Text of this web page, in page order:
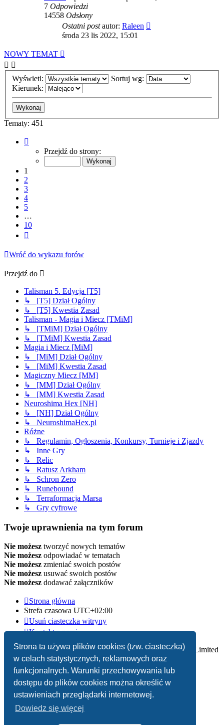
Strona ta używa plików cookies (tzw. ciasteczka)
w celach statystycznych, reklamowych oraz
funkcjonalnych. Warunki przechowywania lub
dostępu do plików cookies można określić w
ustawieniach przeglądarki internetowej.
Dowiedz się więcej
7 Odpowiedzi
14558 Odsłony
Ostatni postautor: Raleen
środa 23 lis 2022, 15:01
NOWY TEMAT
Wyświetl:
Sortuj wg:
Kierunek:
Tematy: 451
Przejdź do strony:
1
2
3
4
5
…
10
Wróć do wykazu forów
Przejdź do
Talisman 5. Edycja [T5]
↳ [T5] Dział Ogólny
↳ [T5] Kwestia Zasad
Talisman - Magia i Miecz [TMiM]
↳ [TMiM] Dział Ogólny
↳ [TMiM] Kwestia Zasad
Magia i Miecz [MiM]
↳ [MiM] Dział Ogólny
↳ [MiM] Kwestia Zasad
Magiczny Miecz [MM]
↳ [MM] Dział Ogólny
↳ [MM] Kwestia Zasad
Neuroshima Hex [NH]
↳ [NH] Dział Ogólny
↳ NeuroshimaHex.pl
Różne
↳ Regulamin, Ogłoszenia, Konkursy, Turnieje i Zjazdy
↳ Inne Gry
↳ Relic
↳ Ratusz Arkham
↳ Schron Zero
↳ Runebound
↳ Terraformacja Marsa
↳ Gry cyfrowe
Twoje uprawnienia na tym forum
Nie możesz tworzyć nowych tematów
Nie możesz odpowiadać w tematach
Nie możesz zmieniać swoich postów
Nie możesz usuwać swoich postów
Nie możesz dodawać załączników
Strona główna
Strefa czasowa UTC+02:00
Usuń ciasteczka witryny
Kontakt z nami
Technologię dostarczaphpBB® Forum Software © phpBB Limited
Polski pakiet językowy dostarczaphpBB.pl
Zasady ochrony danych osobowych |Regulamin